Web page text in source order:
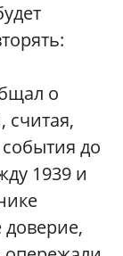
о
до
1939 и